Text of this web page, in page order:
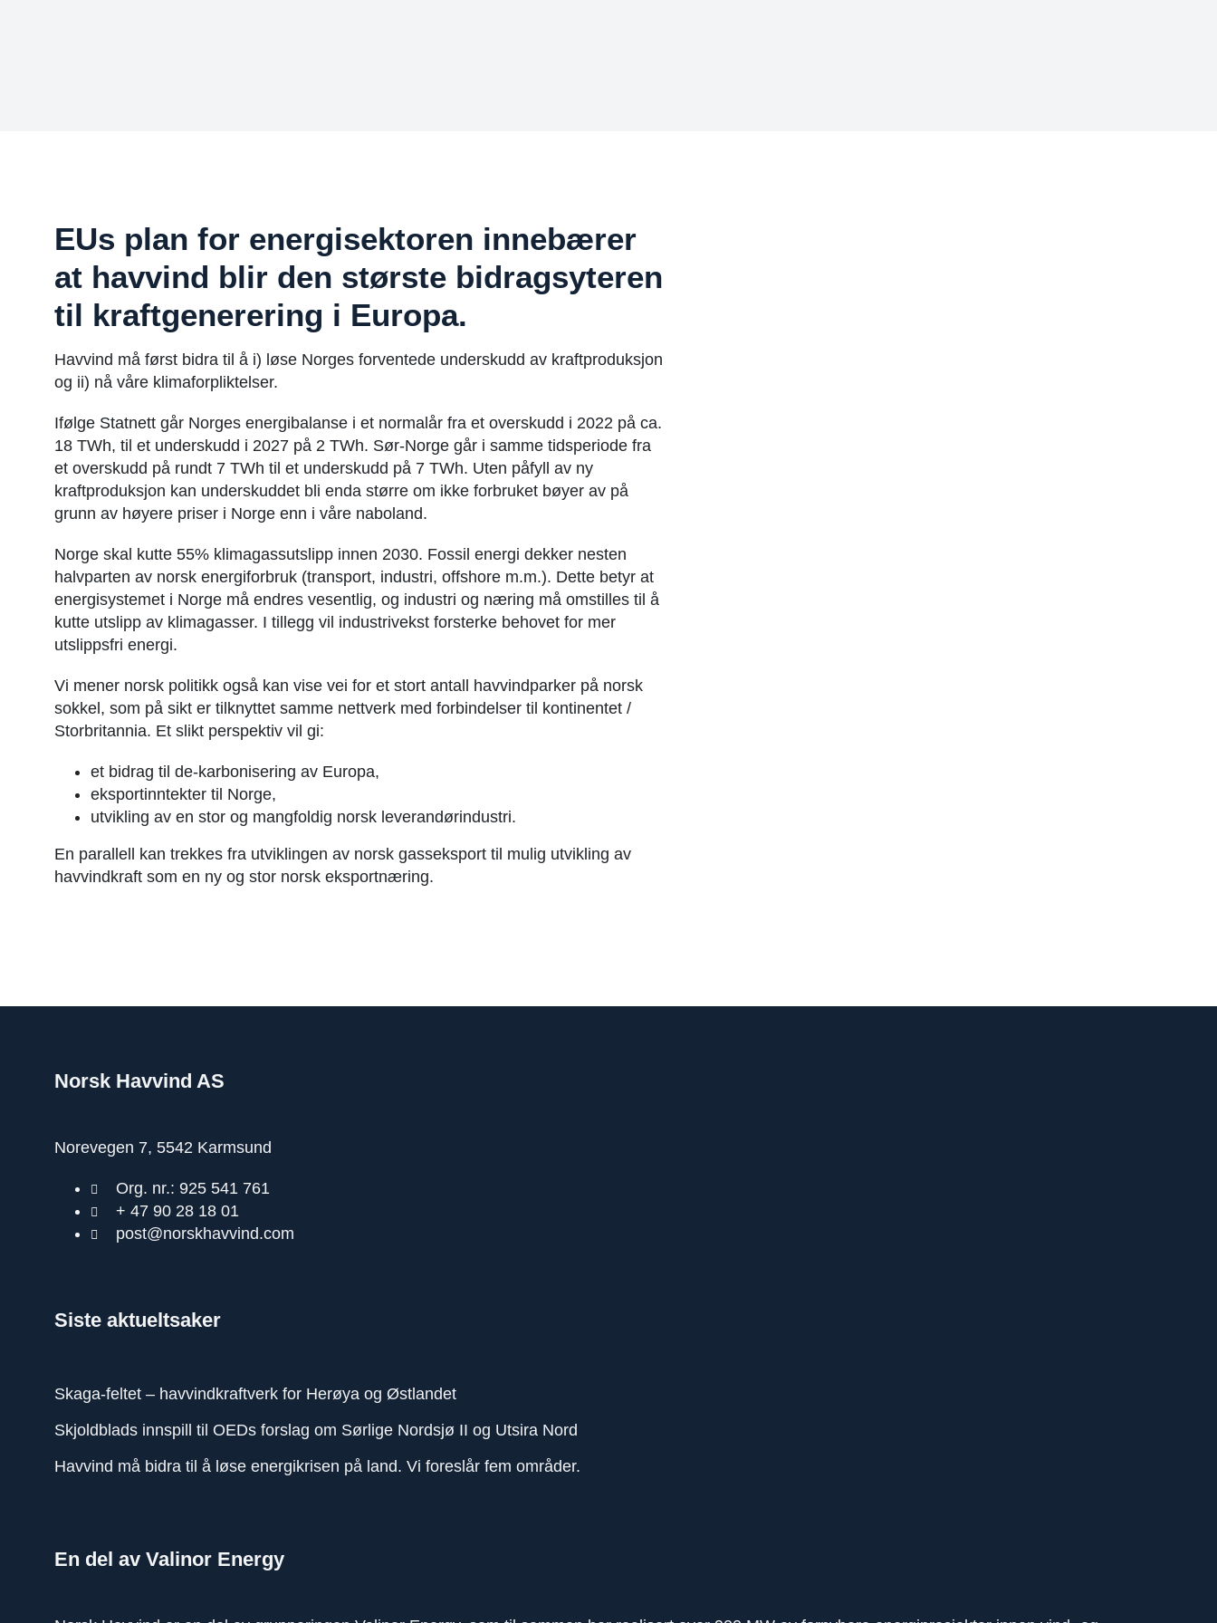
EUs plan for energisektoren innebærer
at havvind blir den største bidragsyteren
til kraftgenerering i Europa.
Havvind må først bidra til å i) løse Norges forventede underskudd av kraftproduksjon
og ii) nå våre klimaforpliktelser.
Ifølge Statnett går Norges energibalanse i et normalår fra et overskudd i 2022 på ca.
18 TWh, til et underskudd i 2027 på 2 TWh. Sør-Norge går i samme tidsperiode fra
et overskudd på rundt 7 TWh til et underskudd på 7 TWh. Uten påfyll av ny
kraftproduksjon kan underskuddet bli enda større om ikke forbruket bøyer av på
grunn av høyere priser i Norge enn i våre naboland.
Norge skal kutte 55% klimagassutslipp innen 2030. Fossil energi dekker nesten
halvparten av norsk energiforbruk (transport, industri, offshore m.m.). Dette betyr at
energisystemet i Norge må endres vesentlig, og industri og næring må omstilles til å
kutte utslipp av klimagasser. I tillegg vil industrivekst forsterke behovet for mer
utslippsfri energi.
Vi mener norsk politikk også kan vise vei for et stort antall havvindparker på norsk
sokkel, som på sikt er tilknyttet samme nettverk med forbindelser til kontinentet /
Storbritannia. Et slikt perspektiv vil gi:
et bidrag til de-karbonisering av Europa,
eksportinntekter til Norge,
utvikling av en stor og mangfoldig norsk leverandørindustri.
En parallell kan trekkes fra utviklingen av norsk gasseksport til mulig utvikling av
havvindkraft som en ny og stor norsk eksportnæring.
Norsk Havvind AS
Norevegen 7, 5542 Karmsund
Org. nr.: 925 541 761
+ 47 90 28 18 01
post@norskhavvind.com
Siste aktueltsaker
Skaga-feltet – havvindkraftverk for Herøya og Østlandet
Skjoldblads innspill til OEDs forslag om Sørlige Nordsjø II og Utsira Nord
Havvind må bidra til å løse energikrisen på land. Vi foreslår fem områder.
En del av Valinor Energy